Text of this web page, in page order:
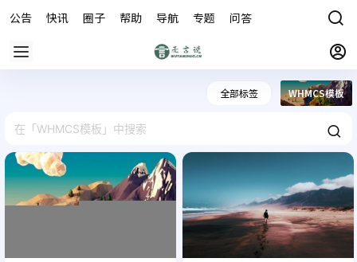
公告 快讯 圈子 帮助 导航 专题 问答
全部标签 WHMCS模板